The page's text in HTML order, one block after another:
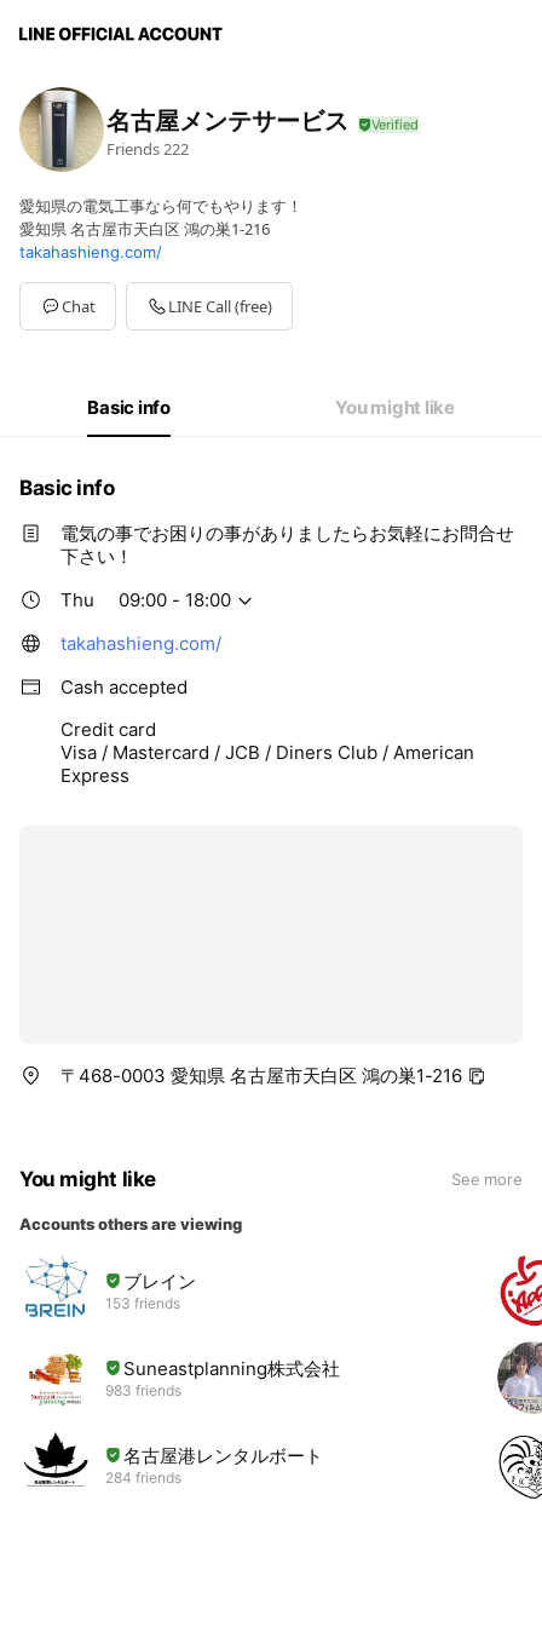
名古屋メンテサービス
Friends 222
愛知県の電気工事なら何でもやります！
愛知県 名古屋市天白区 鴻の巣1-216
takahashieng.com/
Chat LINE Call (free)
Basic info You might like
Basic info
電気の事でお困りの事がありましたらお気軽にお問合せ
下さい！
Thu
09:00 - 18:00
takahashieng.com/
Cash accepted
Credit card
Visa / Mastercard / JCB / Diners Club / American
Express
〒468-0003 愛知県 名古屋市天白区 鴻の巣1-216
You might like See more
Accounts others are viewing
ブレイン
153 friends
Suneastplanning株式会社
983 friends
名古屋港レンタルボート
284 friends